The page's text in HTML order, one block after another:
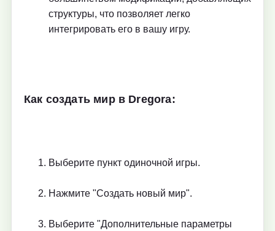
структуры, что позволяет легко
интегрировать его в вашу игру.
Как создать мир в Dregora:
Выберите пункт одиночной игры.
Нажмите "Создать новый мир".
Выберите "Дополнительные параметры